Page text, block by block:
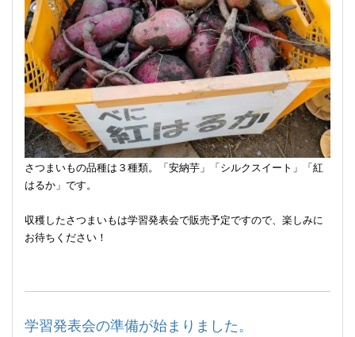
さつまいもの品種は３種類。「安納芋」「シルクスイート」「紅
はるか」です。
収穫したさつまいもは学習発表会で販売予定ですので、楽しみに
お待ちください！
学習発表会の準備が始まりました。